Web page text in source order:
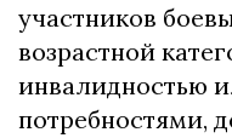
участников
возрастной
инвалидностью
потребностями,